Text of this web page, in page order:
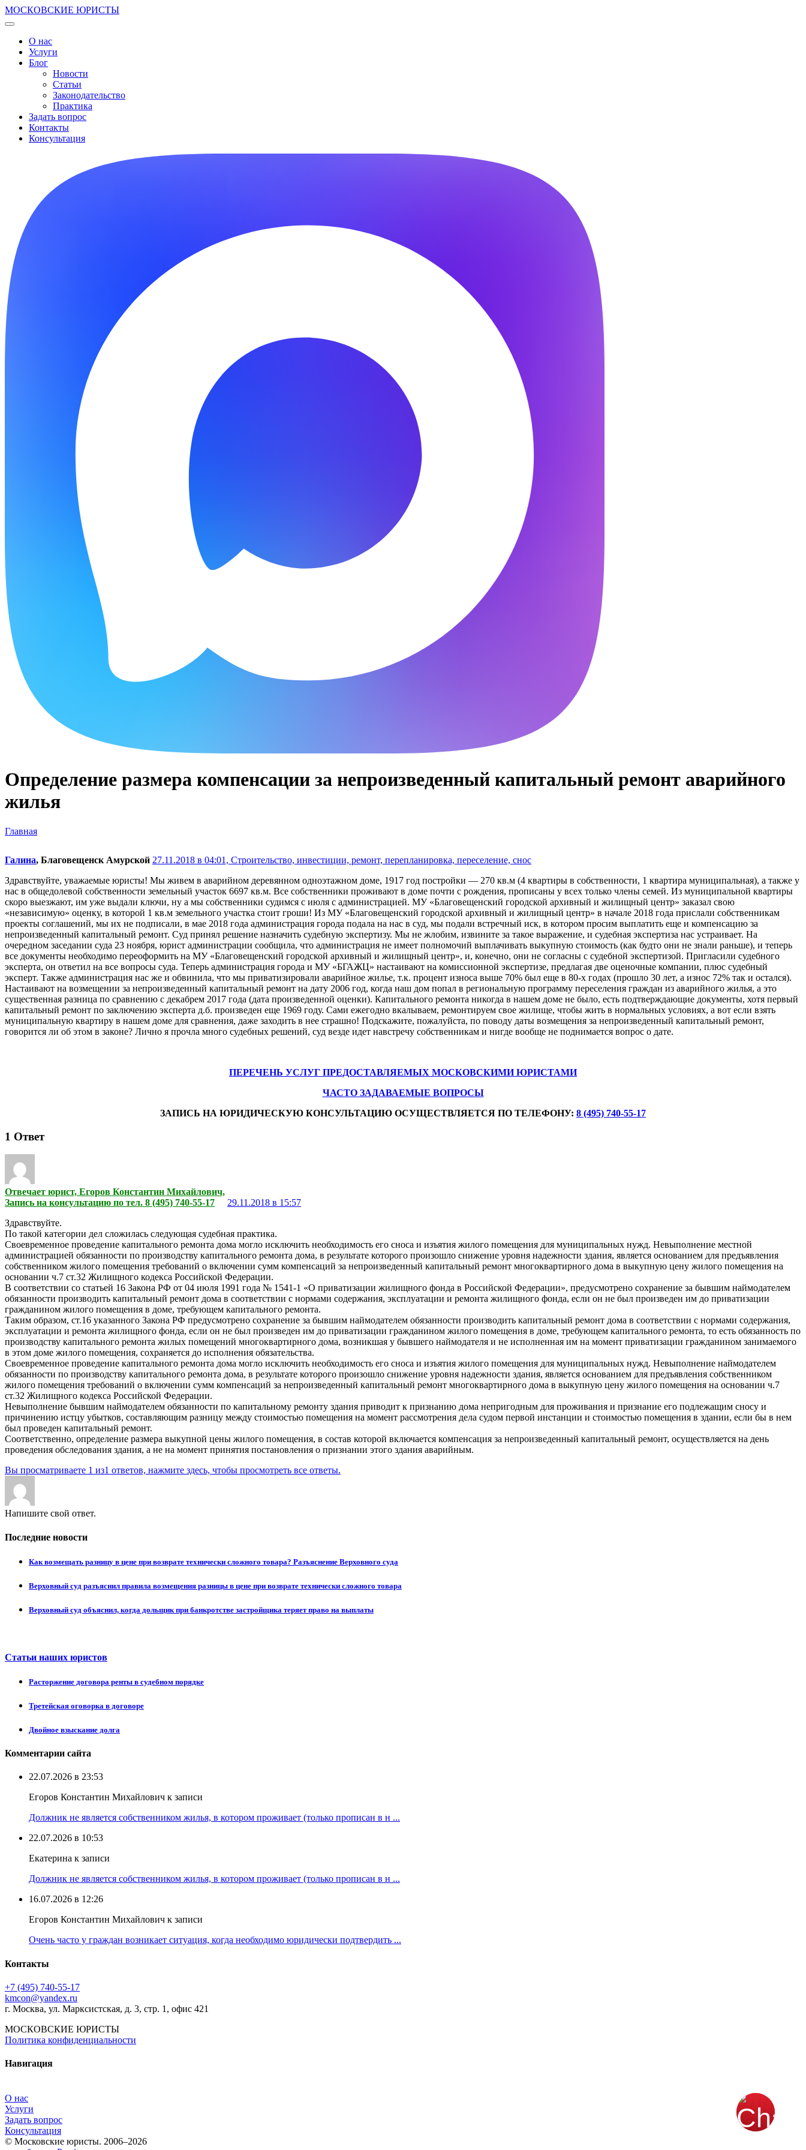
МОСКОВСКИЕ ЮРИСТЫ
О нас
Услуги
Блог
Новости
Статьи
Законодательство
Практика
Задать вопрос
Контакты
Консультация
Определение размера компенсации за непроизведенный капитальный ремонт аварийного
жилья
Главная
Галина, Благовещенск Амурской 27.11.2018 в 04:01, Строительство, инвестиции, ремонт, перепланировка, переселение, снос
Здравствуйте, уважаемые юристы! Мы живем в аварийном деревянном одноэтажном доме, 1917 год постройки — 270 кв.м (4 квартиры в собственности, 1 квартира муниципальная), а также у
нас в общедолевой собственности земельный участок 6697 кв.м. Все собственники проживают в доме почти с рождения, прописаны у всех только члены семей. Из муниципальной квартиры
скоро выезжают, им уже выдали ключи, ну а мы собственники судимся с июля с администрацией. МУ «Благовещенский городской архивный и жилищный центр» заказал свою
«независимую» оценку, в которой 1 кв.м земельного участка стоит гроши! Из МУ «Благовещенский городской архивный и жилищный центр» в начале 2018 года прислали собственникам
проекты соглашений, мы их не подписали, в мае 2018 года администрация города подала на нас в суд, мы подали встречный иск, в котором просим выплатить еще и компенсацию за
непроизведенный капитальный ремонт. Суд принял решение назначить судебную экспертизу. Мы не жлобим, извините за такое выражение, и судебная экспертиза нас устраивает. На
очередном заседании суда 23 ноября, юрист администрации сообщила, что администрация не имеет полномочий выплачивать выкупную стоимость (как будто они не знали раньше), и теперь
все документы необходимо переоформить на МУ «Благовещенский городской архивный и жилищный центр», и, конечно, они не согласны с судебной экспертизой. Пригласили судебного
эксперта, он ответил на все вопросы суда. Теперь администрация города и МУ «БГАЖЦ» настаивают на комиссионной экспертизе, предлагая две оценочные компании, плюс судебный
эксперт. Также администрация нас же и обвинила, что мы приватизировали аварийное жилье, т.к. процент износа выше 70% был еще в 80-х годах (прошло 30 лет, а износ 72% так и остался).
Настаивают на возмещении за непроизведенный капитальный ремонт на дату 2006 год, когда наш дом попал в региональную программу переселения граждан из аварийного жилья, а это
существенная разница по сравнению с декабрем 2017 года (дата произведенной оценки). Капитального ремонта никогда в нашем доме не было, есть подтверждающие документы, хотя первый
капитальный ремонт по заключению эксперта д.б. произведен еще 1969 году. Сами ежегодно вкалываем, ремонтируем свое жилище, чтобы жить в нормальных условиях, а вот если взять
муниципальную квартиру в нашем доме для сравнения, даже заходить в нее страшно! Подскажите, пожалуйста, по поводу даты возмещения за непроизведенный капитальный ремонт,
говорится ли об этом в законе? Лично я прочла много судебных решений, суд везде идет навстречу собственникам и нигде вообще не поднимается вопрос о дате.
ПЕРЕЧЕНЬ УСЛУГ ПРЕДОСТАВЛЯЕМЫХ МОСКОВСКИМИ ЮРИСТАМИ
ЧАСТО ЗАДАВАЕМЫЕ ВОПРОСЫ
ЗАПИСЬ НА ЮРИДИЧЕСКУЮ КОНСУЛЬТАЦИЮ ОСУЩЕСТВЛЯЕТСЯ ПО ТЕЛЕФОНУ: 8 (495) 740-55-17
1 Ответ
Отвечает юрист, Егоров Константин Михайлович,
Запись на консультацию по тел. 8 (495) 740-55-17
29.11.2018 в 15:57
Здравствуйте.
По такой категории дел сложилась следующая судебная практика.
Своевременное проведение капитального ремонта дома могло исключить необходимость его сноса и изъятия жилого помещения для муниципальных нужд. Невыполнение местной
администрацией обязанности по производству капитального ремонта дома, в результате которого произошло снижение уровня надежности здания, является основанием для предъявления
собственником жилого помещения требований о включении сумм компенсаций за непроизведенный капитальный ремонт многоквартирного дома в выкупную цену жилого помещения на
основании ч.7 ст.32 Жилищного кодекса Российской Федерации.
В соответствии со статьей 16 Закона РФ от 04 июля 1991 года № 1541-1 «О приватизации жилищного фонда в Российской Федерации», предусмотрено сохранение за бывшим наймодателем
обязанности производить капитальный ремонт дома в соответствии с нормами содержания, эксплуатации и ремонта жилищного фонда, если он не был произведен им до приватизации
гражданином жилого помещения в доме, требующем капитального ремонта.
Таким образом, ст.16 указанного Закона РФ предусмотрено сохранение за бывшим наймодателем обязанности производить капитальный ремонт дома в соответствии с нормами содержания,
эксплуатации и ремонта жилищного фонда, если он не был произведен им до приватизации гражданином жилого помещения в доме, требующем капитального ремонта, то есть обязанность по
производству капитального ремонта жилых помещений многоквартирного дома, возникшая у бывшего наймодателя и не исполненная им на момент приватизации гражданином занимаемого
в этом доме жилого помещения, сохраняется до исполнения обязательства.
Своевременное проведение капитального ремонта дома могло исключить необходимость его сноса и изъятия жилого помещения для муниципальных нужд. Невыполнение наймодателем
обязанности по производству капитального ремонта дома, в результате которого произошло снижение уровня надежности здания, является основанием для предъявления собственником
жилого помещения требований о включении сумм компенсаций за непроизведенный капитальный ремонт многоквартирного дома в выкупную цену жилого помещения на основании ч.7
ст.32 Жилищного кодекса Российской Федерации.
Невыполнение бывшим наймодателем обязанности по капитальному ремонту здания приводит к признанию дома непригодным для проживания и признание его подлежащим сносу и
причинению истцу убытков, составляющим разницу между стоимостью помещения на момент рассмотрения дела судом первой инстанции и стоимостью помещения в здании, если бы в нем
был проведен капитальный ремонт.
Соответственно, определение размера выкупной цены жилого помещения, в состав которой включается компенсация за непроизведенный капитальный ремонт, осуществляется на день
проведения обследования здания, а не на момент принятия постановления о признании этого здания аварийным.
Вы просматриваете 1 из1 ответов, нажмите здесь, чтобы просмотреть все ответы.
Напишите свой ответ.
Последние новости
Как возмещать разницу в цене при возврате технически сложного товара? Разъяснение Верховного суда
Верховный суд разъяснил правила возмещения разницы в цене при возврате технически сложного товара
Верховный суд объяснил, когда дольщик при банкротстве застройщика теряет право на выплаты
Статьи наших юристов
Расторжение договора ренты в судебном порядке
Третейская оговорка в договоре
Двойное взыскание долга
Комментарии сайта
22.07.2026 в 23:53
Егоров Константин Михайлович к записи
Должник не является собственником жилья, в котором проживает (только прописан в н ...
22.07.2026 в 10:53
Екатерина к записи
Должник не является собственником жилья, в котором проживает (только прописан в н ...
16.07.2026 в 12:26
Егоров Константин Михайлович к записи
Очень часто у граждан возникает ситуация, когда необходимо юридически подтвердить ...
Контакты
+7 (495) 740‑55‑17
kmcon@yandex.ru
г. Москва, ул. Марксистская, д. 3, стр. 1, офис 421
МОСКОВСКИЕ ЮРИСТЫ
Политика конфиденциальности
Навигация
О нас
Услуги
Задать вопрос
Консультация
© Московские юристы. 2006–2026